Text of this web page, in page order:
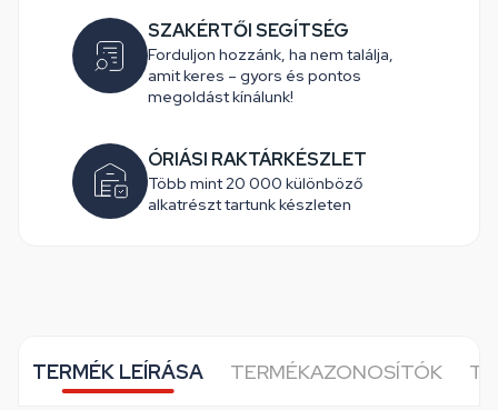
SZAKÉRTŐI SEGÍTSÉG
Forduljon hozzánk, ha nem találja,
amit keres – gyors és pontos
megoldást kínálunk!
ÓRIÁSI RAKTÁRKÉSZLET
Több mint 20 000 különböző
alkatrészt tartunk készleten
TERMÉK LEÍRÁSA TERMÉKAZONOSÍTÓK